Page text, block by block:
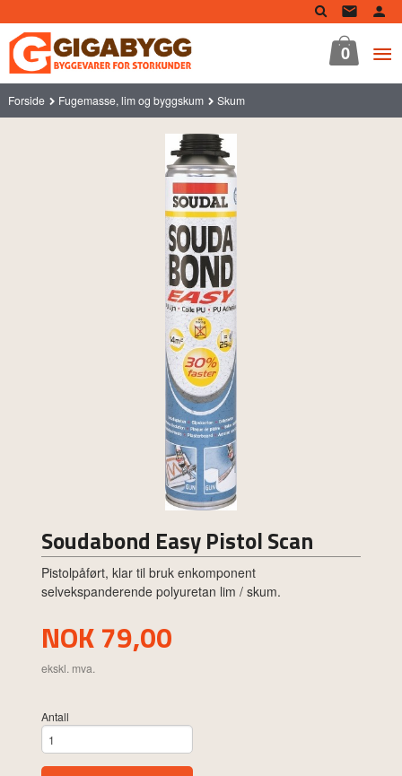
til
innholdet
0
Forside Fugemasse, lim og byggskum Skum
Soudabond Easy Pistol Scan
Pistolpåført, klar til bruk enkomponent
selvekspanderende polyuretan lim / skum.
Pris
NOK79,00
ekskl. mva.
Antall